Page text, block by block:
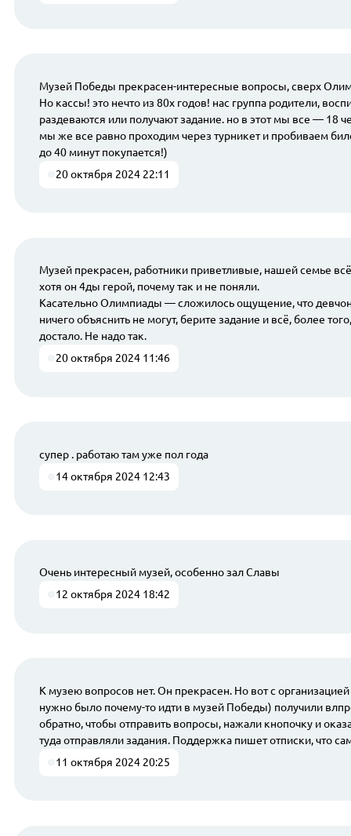
Музей Победы прекрасен-интересные вопросы, сверх
Но кассы! это нечто из 80х годов! нас группа родители,
раздеваются или получают задание. но в этот мы все — 18
мы же все равно проходим через турникет и пробиваем
до 40 минут покупается!)
20 октября 2024 22:11
Музей прекрасен, работники приветливые, нашей семье
хотя он 4ды герой, почему так и не поняли.
Касательно Олимпиады — сложилось ощущение, что
ничего объяснить не могут, берите задание и всё, более
достало. Не надо так.
20 октября 2024 11:46
супер . работаю там уже пол года
14 октября 2024 12:43
Очень интересный музей, особенно зал Славы
12 октября 2024 18:42
К музею вопросов нет. Он прекрасен. Но вот с
нужно было почему-то идти в музей Победы) получили
обратно, чтобы отправить вопросы, нажали кнопочку и
туда отправляли задания. Поддержка пишет отписки, что
11 октября 2024 20:25